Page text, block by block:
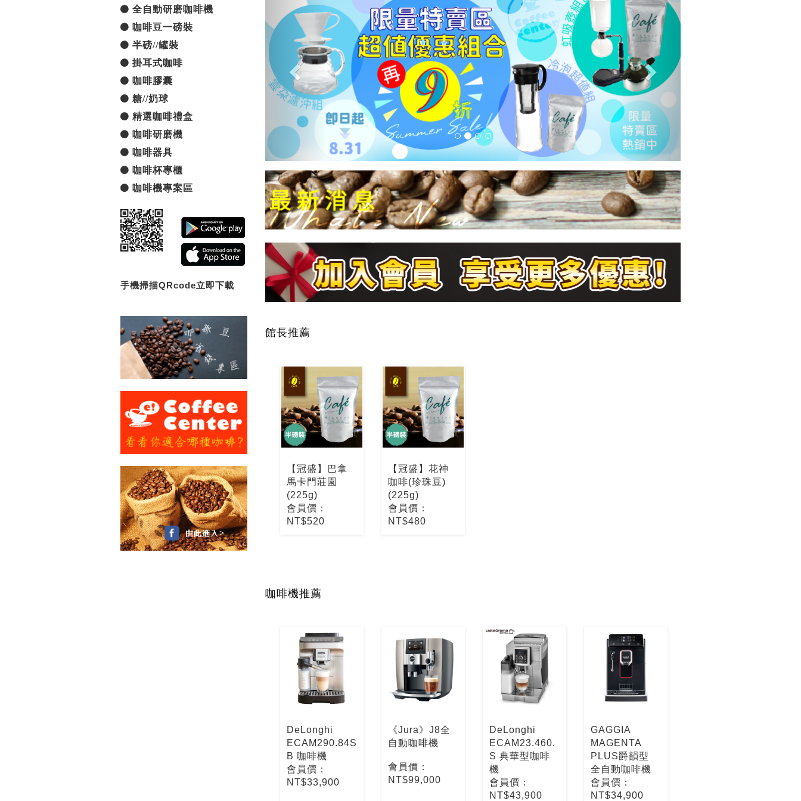
全自動研磨咖啡機
咖啡豆一磅裝
半磅//罐裝
掛耳式咖啡
咖啡膠囊
糖//奶球
精選咖啡禮盒
咖啡研磨機
咖啡器具
咖啡杯專櫃
咖啡機專案區
手機掃描QRcode立即下載
館長推薦
【冠盛】巴拿
馬卡門莊園
(225g)
會員價：
NT$520
【冠盛】花神
咖啡(珍珠豆)
(225g)
會員價：
NT$480
咖啡機推薦
DeLonghi
ECAM290.84S
B 咖啡機
會員價：
NT$33,900
《Jura》J8全
自動咖啡機
會員價：
NT$99,000
DeLonghi
ECAM23.460.
S 典華型咖啡
機
會員價：
NT$43,900
GAGGIA
MAGENTA
PLUS爵韻型
全自動咖啡機
會員價：
NT$34,900